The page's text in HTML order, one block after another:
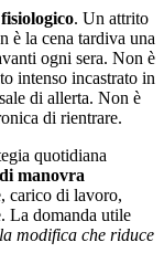
. Un attrito
è la cena tardiva una
ogni sera. Non è
intenso incastrato in
di allerta. Non è
di rientrare.
quotidiana
manovra
carico di lavoro,
La domanda utile
modifica che riduce